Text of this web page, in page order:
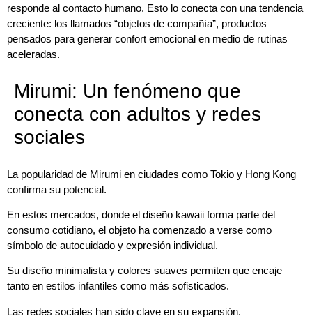
responde al contacto humano. Esto lo conecta con una tendencia
creciente: los llamados “objetos de compañía”, productos
pensados para generar confort emocional en medio de rutinas
aceleradas.
Mirumi: Un fenómeno que
conecta con adultos y redes
sociales
La popularidad de Mirumi en ciudades como Tokio y Hong Kong
confirma su potencial.
En estos mercados, donde el diseño kawaii forma parte del
consumo cotidiano, el objeto ha comenzado a verse como
símbolo de autocuidado y expresión individual.
Su diseño minimalista y colores suaves permiten que encaje
tanto en estilos infantiles como más sofisticados.
Las redes sociales han sido clave en su expansión.